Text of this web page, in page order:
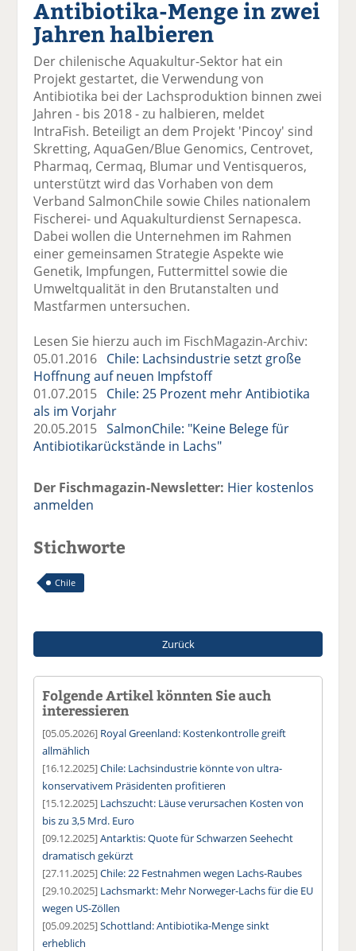
el
a
F
ac
e
b
o
o
k
te
il
e
n
el
t
tt
er
n
el
a
Li
k
di
n
te
e
n
el
p
ai
v
er
se
d
e
n
el
D
n
Antibiotika-Menge in zwei
Jahren halbieren
Der chilenische Aquakultur-Sektor hat ein
Projekt gestartet, die Verwendung von
Antibiotika bei der Lachsproduktion binnen zwei
Jahren - bis 2018 - zu halbieren, meldet
IntraFish. Beteiligt an dem Projekt 'Pincoy' sind
Skretting, AquaGen/Blue Genomics, Centrovet,
Pharmaq, Cermaq, Blumar und Ventisqueros,
unterstützt wird das Vorhaben von dem
Verband SalmonChile sowie Chiles nationalem
Fischerei- und Aquakulturdienst Sernapesca.
Dabei wollen die Unternehmen im Rahmen
einer gemeinsamen Strategie Aspekte wie
Genetik, Impfungen, Futtermittel sowie die
Umweltqualität in den Brutanstalten und
Mastfarmen untersuchen.
Lesen Sie hierzu auch im FischMagazin-Archiv:
05.01.2016 Chile: Lachsindustrie setzt große
Hoffnung auf neuen Impfstoff
01.07.2015 Chile: 25 Prozent mehr Antibiotika
als im Vorjahr
20.05.2015SalmonChile: "Keine Belege für
Antibiotikarückstände in Lachs"
Der Fischmagazin-Newsletter: Hier kostenlos
anmelden
Stichworte
Chile
Zurück
Folgende Artikel könnten Sie auch
interessieren
[05.05.2026] Royal Greenland: Kostenkontrolle greift
allmählich
[16.12.2025]Chile: Lachsindustrie könnte von ultra-
konservativem Präsidenten profitieren
[15.12.2025] Lachszucht: Läuse verursachen Kosten von
bis zu 3,5 Mrd. Euro
[09.12.2025]Antarktis: Quote für Schwarzen Seehecht
dramatisch gekürzt
[27.11.2025]Chile: 22 Festnahmen wegen Lachs-Raubes
[29.10.2025] Lachsmarkt: Mehr Norweger-Lachs für die EU
wegen US-Zöllen
[05.09.2025]Schottland: Antibiotika-Menge sinkt
erheblich